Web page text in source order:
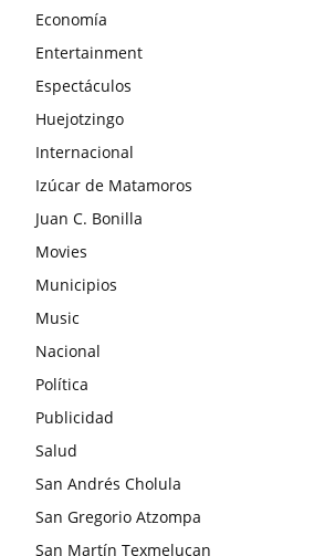
Economía
Entertainment
Espectáculos
Huejotzingo
Internacional
Izúcar de Matamoros
Juan C. Bonilla
Movies
Municipios
Music
Nacional
Política
Publicidad
Salud
San Andrés Cholula
San Gregorio Atzompa
San Martín Texmelucan